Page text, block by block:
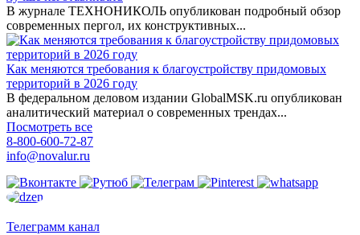
В журнале ТЕХНОНИКОЛЬ опубликован подробный обзор
современных пергол, их конструктивных...
Как меняются требования к благоустройству придомовых
территорий в 2026 году
В федеральном деловом издании GlobalMSK.ru опубликован
аналитический материал о современных трендах...
Посмотреть все
8-800-600-72-87
info@novalur.ru
Телеграмм канал